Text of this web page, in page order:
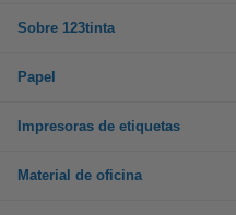
Sobre 123tinta
Papel
Impresoras de etiquetas
Material de oficina